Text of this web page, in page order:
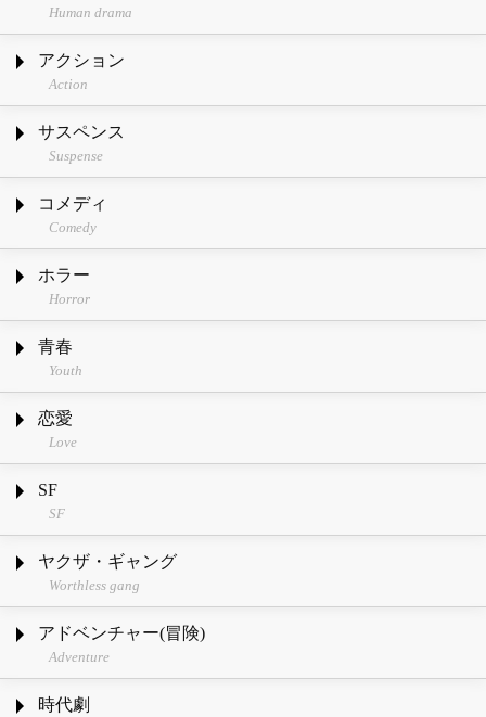
Human drama
アクション
Action
サスペンス
Suspense
コメディ
Comedy
ホラー
Horror
青春
Youth
恋愛
Love
SF
SF
ヤクザ・ギャング
Worthless gang
アドベンチャー(冒険)
Adventure
時代劇